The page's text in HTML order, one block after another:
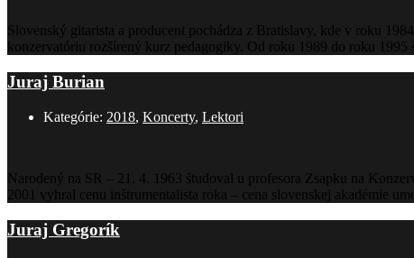
Slovenský gitarista a producent pochádza z Bratislavy, kde v roku
konzervatóriu rozšírený kurz pedagogiky. Od roku 1989 do roku
Juraj Burian
Kategórie: 2018, Koncerty, Lektori
Narodený na SR – 21. 4. 1963 študoval u profesora Zsapku na
2001 vyhral cenu inštrumentalista roka – cena slovenskej akadémie
Juraj Gregorík